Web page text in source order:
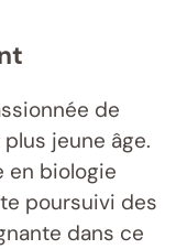
de
jeune âge.
en biologie
poursuivi des
dans ce